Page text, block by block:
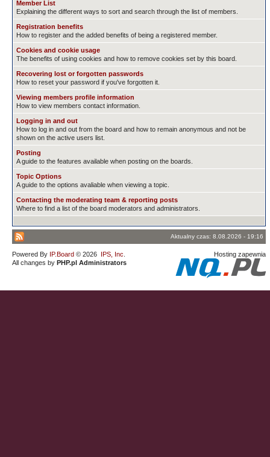
Member List
Explaining the different ways to sort and search through the list of members.
Registration benefits
How to register and the added benefits of being a registered member.
Cookies and cookie usage
The benefits of using cookies and how to remove cookies set by this board.
Recovering lost or forgotten passwords
How to reset your password if you've forgotten it.
Viewing members profile information
How to view members contact information.
Logging in and out
How to log in and out from the board and how to remain anonymous and not be
shown on the active users list.
Posting
A guide to the features available when posting on the boards.
Topic Options
A guide to the options avaliable when viewing a topic.
Contacting the moderating team & reporting posts
Where to find a list of the board moderators and administrators.
Aktualny czas: 8.08.2026 - 19:16
Powered By IP.Board © 2026 IPS, Inc
All changes by PHP.pl Administrators
Hosting zapewnia